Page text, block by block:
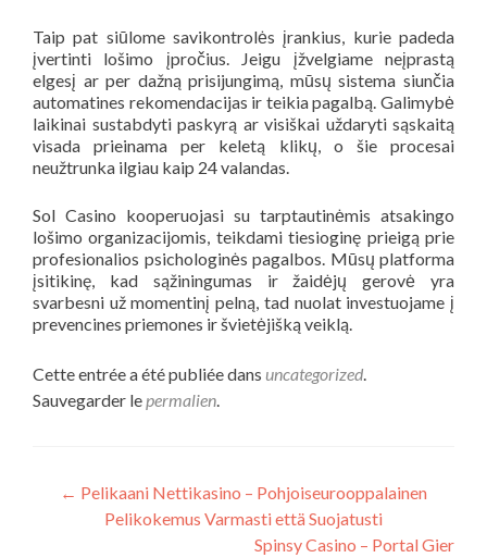
Taip pat siūlome savikontrolės įrankius, kurie padeda
įvertinti lošimo įpročius. Jeigu įžvelgiame neįprastą
elgesį ar per dažną prisijungimą, mūsų sistema siunčia
automatines rekomendacijas ir teikia pagalbą. Galimybė
laikinai sustabdyti paskyrą ar visiškai uždaryti sąskaitą
visada prieinama per keletą klikų, o šie procesai
neužtrunka ilgiau kaip 24 valandas.
Sol Casino kooperuojasi su tarptautinėmis atsakingo
lošimo organizacijomis, teikdami tiesioginę prieigą prie
profesionalios psichologinės pagalbos. Mūsų platforma
įsitikinę, kad sąžiningumas ir žaidėjų gerovė yra
svarbesni už momentinį pelną, tad nuolat investuojame į
prevencines priemones ir švietėjišką veiklą.
Cette entrée a été publiée dans uncategorized
Sauvegarder le permalien
← Pelikaani Nettikasino – Pohjoiseurooppalainen
Pelikokemus Varmasti että Suojatusti
Spinsy Casino – Portal Gier